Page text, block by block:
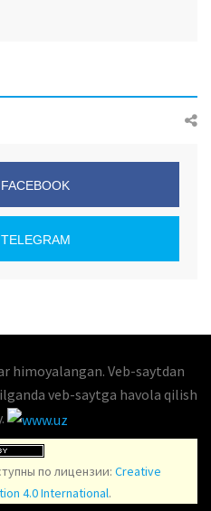
FACEBOOK
TELEGRAM
himoyalangan. Veb-saytdan
veb-saytga havola qilish
по лицензии: Creative
4.0 International.